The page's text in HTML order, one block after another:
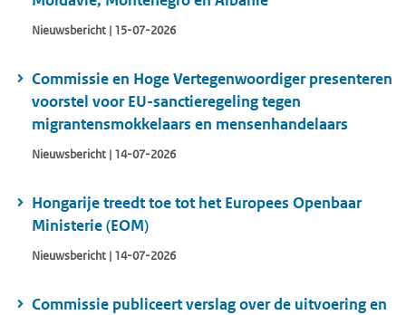
Nieuwsbericht | 15-07-2026
Commissie en Hoge Vertegenwoordiger presenteren
voorstel voor EU-sanctieregeling tegen
migrantensmokkelaars en mensenhandelaars
Nieuwsbericht | 14-07-2026
Hongarije treedt toe tot het Europees Openbaar
Ministerie (EOM)
Nieuwsbericht | 14-07-2026
Commissie publiceert verslag over de uitvoering en